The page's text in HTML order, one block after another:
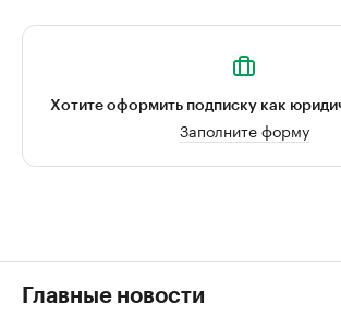
Хотите оформить подписку как
Заполните форму
Главные новости